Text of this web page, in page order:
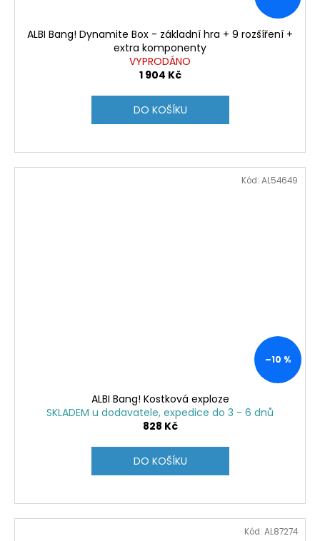
ALBI Bang! Dynamite Box - základní hra + 9 rozšíření +
extra komponenty
VYPRODÁNO
1 904 Kč
DO KOŠÍKU
–10 %
ALBI Bang! Kostková exploze
SKLADEM u dodavatele, expedice do 3 - 6 dnů
828 Kč
DO KOŠÍKU
Kód: AL54649
Kód: AL87274